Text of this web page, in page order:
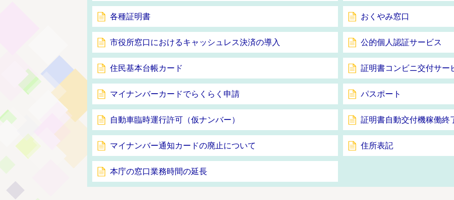
各種証明書 おくやみ窓口
市役所窓口におけるキャッシュレス決済の導入 公的個人認証サービス
住民基本台帳カード 証明書コンビニ交付サー
マイナンバーカードでらくらく申請 パスポート
自動車臨時運行許可（仮ナンバー） 証明書自動交付機稼働終
マイナンバー通知カードの廃止について 住所表記
本庁の窓口業務時間の延長